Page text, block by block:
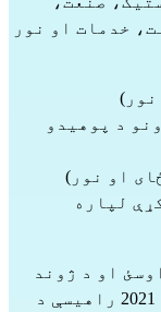
نور)
او نور)